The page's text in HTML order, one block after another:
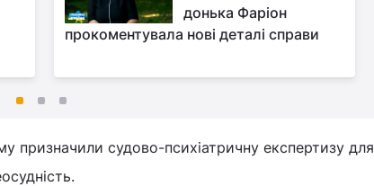
донька Фаріон
прокоментувала нові деталі справи
призначили судово-психіатричну експертизу для